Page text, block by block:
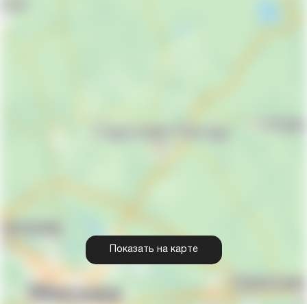
Показать на карте